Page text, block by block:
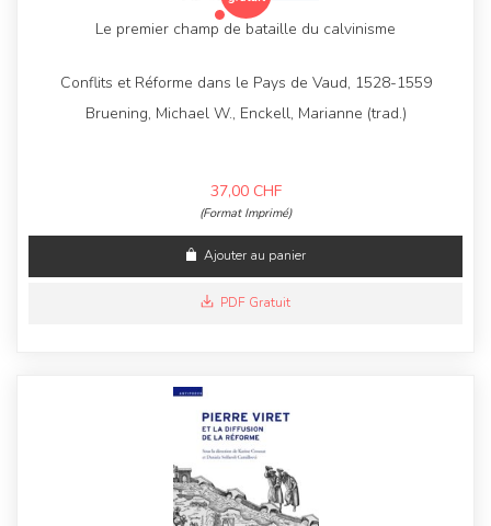
Le premier champ de bataille du calvinisme
Conflits et Réforme dans le Pays de Vaud, 1528-1559
Bruening, Michael W., Enckell, Marianne (trad.)
37,00 CHF
(Format Imprimé)
Ajouter au panier
PDF Gratuit